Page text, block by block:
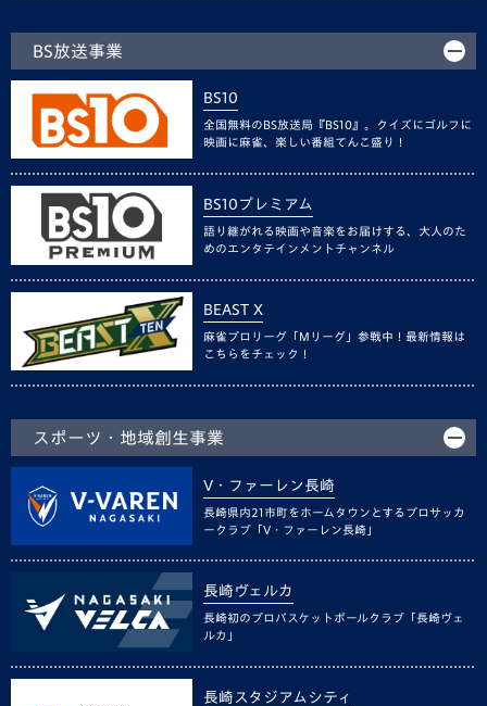
BS放送事業
BS10
全国無料のBS放送局『BS10』。クイズにゴルフに
映画に麻雀、楽しい番組てんこ盛り！
BS10プレミアム
語り継がれる映画や音楽をお届けする、大人のた
めのエンタテインメントチャンネル
BEAST X
麻雀プロリーグ「Mリーグ」参戦中！最新情報は
こちらをチェック！
スポーツ・地域創生事業
V・ファーレン長崎
長崎県内21市町をホームタウンとするプロサッカ
ークラブ「V・ファーレン長崎」
長崎ヴェルカ
長崎初のプロバスケットボールクラブ「長崎ヴェ
ルカ」
長崎スタジアムシティ